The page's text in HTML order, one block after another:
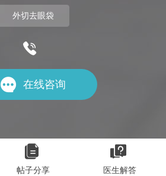
外切去眼袋

 在线咨询

帖子分享

医生解答